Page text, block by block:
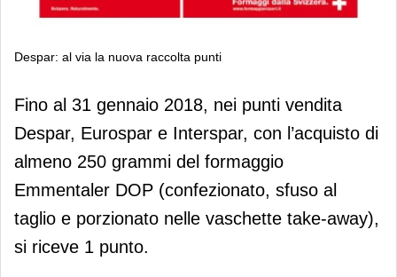
Despar: al via la nuova raccolta punti
Despar: al via la nuova raccolta punti
Fino al 31 gennaio 2018, nei punti vendita
Despar, Eurospar e Interspar, con l’acquisto di
almeno 250 grammi del formaggio
Emmentaler DOP (confezionato, sfuso al
taglio e porzionato nelle vaschette take-away),
si riceve 1 punto.